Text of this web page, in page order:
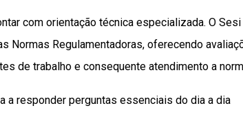
com orientação técnica especializada. O Sesi
Normas Regulamentadoras, oferecendo
de trabalho e consequente atendimento a
a responder perguntas essenciais do dia a dia